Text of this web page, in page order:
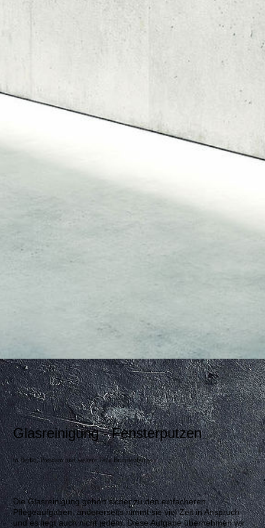
Glasreinigung - Fensterputzen
in Berlin, Potsdam und weitere Teile Brandenburgs
Die Glasreinigung gehört sicher zu den einfacheren
Pflegeaufgaben, andererseits nimmt sie viel Zeit in Anspruch
und es liegt auch nicht jedem. Diese Aufgabe übernehmen wir
Datenschutz-Grundverordnung